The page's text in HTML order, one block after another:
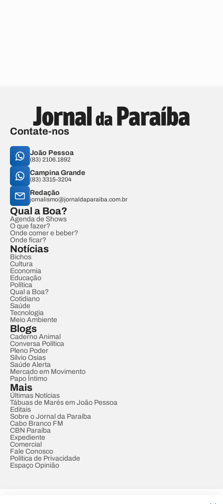
Contate-nos
João Pessoa
(83) 2106.1892
Campina Grande
(83) 3315-3204
Redação
jornalismo@jornaldaparaiba.com.br
Qual a Boa?
Agenda de Shows
O que fazer?
Onde comer e beber?
Onde ficar?
Notícias
Bichos
Cultura
Economia
Educação
Política
Qual a Boa?
Cotidiano
Saúde
Tecnologia
Meio Ambiente
Blogs
Caderno Animal
Conversa Política
Pleno Poder
Sílvio Osias
Saúde Alerta
Mercado em Movimento
Papo Íntimo
Mais
Últimas Notícias
Tábuas de Marés em João Pessoa
Editais
Sobre o Jornal da Paraíba
Cabo Branco FM
CBN Paraíba
Expediente
Comercial
Fale Conosco
Política de Privacidade
Espaço Opinião